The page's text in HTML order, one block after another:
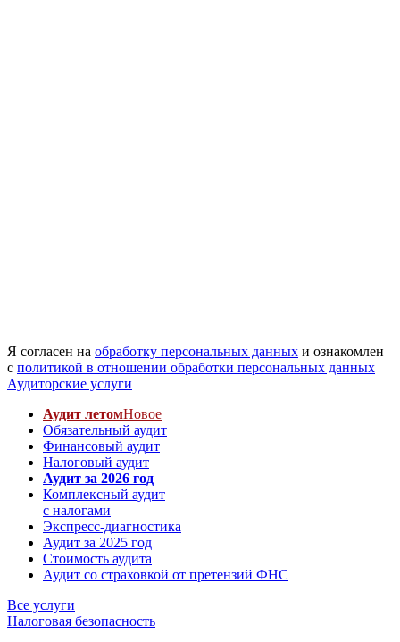
Я согласен на обработку персональных данных и ознакомлен
с политикой в отношении обработки персональных данных
Аудиторские услуги
Аудит летомНовое
Обязательный аудит
Финансовый аудит
Налоговый аудит
Аудит за 2026 год
Комплексный аудит
с налогами
Экспресс-диагностика
Аудит за 2025 год
Стоимость аудита
Аудит со страховкой от претензий ФНС
Все услуги
Налоговая безопасность